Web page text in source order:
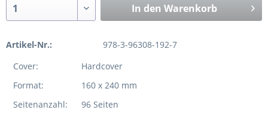
In den Warenkorb
Artikel-Nr.:
978-3-96308-192-7
Cover:
Hardcover
Format:
160 x 240 mm
Seitenanzahl:
96 Seiten